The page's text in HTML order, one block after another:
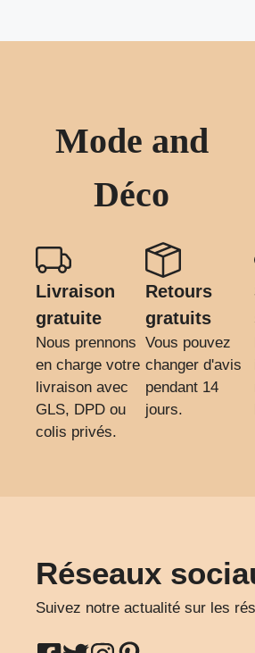
Mode and
Déco
Livraison
gratuite
Nous prennons
en charge votre
livraison avec
GLS, DPD ou
colis privés.
Retours
gratuits
Vous pouvez
changer d'avis
pendant 14
jours.
Réseaux
Suivez notre actualité sur les